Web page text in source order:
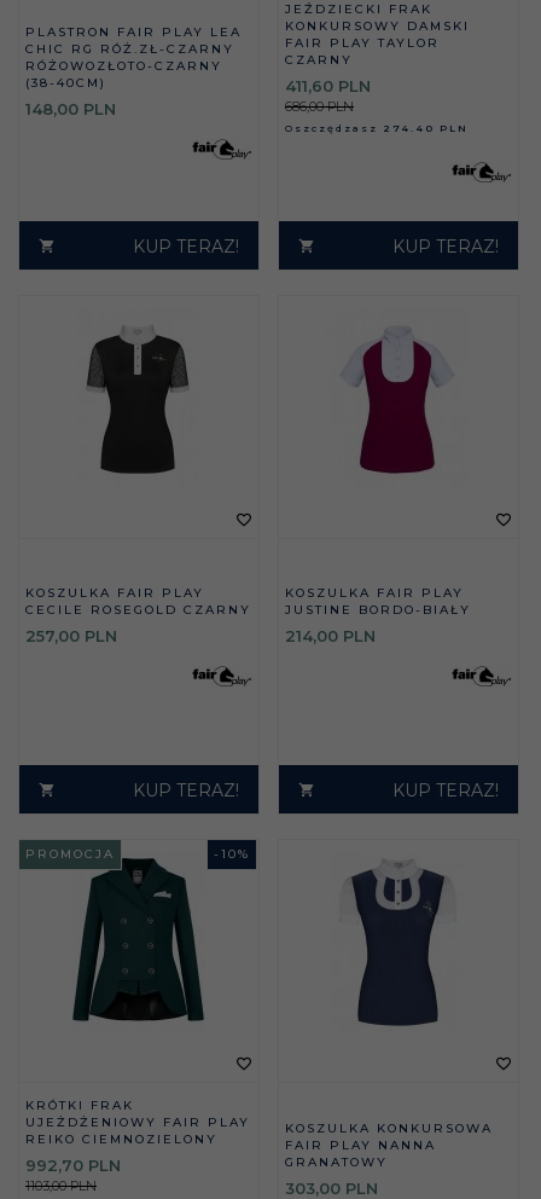
PLASTRON FAIR PLAY LEA
CHIC RG RÓŻ.ZŁ-CZARNY
RÓŻOWOZŁOTO-CZARNY
(38-40CM)
148,00 PLN
KUP TERAZ!
JEŹDZIECKI FRAK
KONKURSOWY DAMSKI
FAIR PLAY TAYLOR
CZARNY
411,60 PLN
686,00 PLN
Oszczędzasz 274.40 PLN
KUP TERAZ!
KOSZULKA FAIR PLAY
CECILE ROSEGOLD CZARNY
257,00 PLN
KUP TERAZ!
KOSZULKA FAIR PLAY
JUSTINE BORDO-BIAŁY
214,00 PLN
KUP TERAZ!
- 10%
PROMOCJA
KRÓTKI FRAK
UJEŻDŻENIOWY FAIR PLAY
REIKO CIEMNOZIELONY
992,70 PLN
1103,00 PLN
KOSZULKA KONKURSOWA
FAIR PLAY NANNA
GRANATOWY
303,00 PLN